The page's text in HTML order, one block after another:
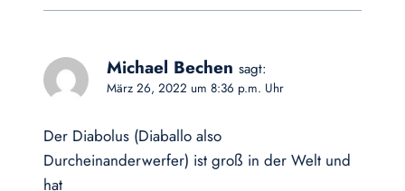
Michael Bechen sagt:
März 26, 2022 um 8:36 p.m. Uhr
Der Diabolus (Diaballo also
Durcheinanderwerfer) ist groß in der Welt und
hat